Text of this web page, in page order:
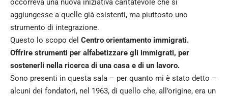
aggiungesse a quelle già esistenti, ma piuttosto uno
strumento di integrazione.
Questo lo scopo del Centro orientamento immigrati.
Offrire strumenti per alfabetizzare gli immigrati, per
sostenerli nella ricerca di una casa e di un lavoro.
Sono presenti in questa sala – per quanto mi è stato detto –
alcuni dei fondatori, nel 1963, di quello che, all’origine, era un